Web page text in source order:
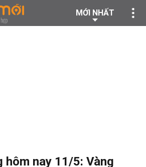
MỚI NHẤT
hôm nay 11/5: Vàng